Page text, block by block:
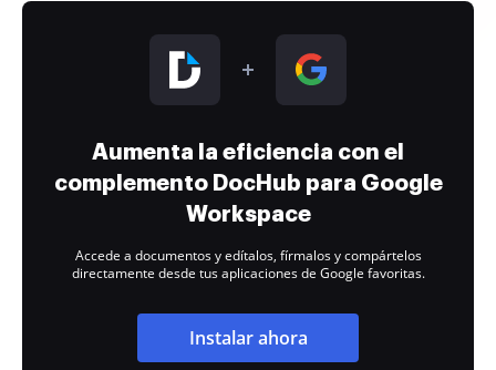
Aumenta la eficiencia con el
complemento DocHub para Google
Workspace
Accede a documentos y edítalos, fírmalos y compártelos
directamente desde tus aplicaciones de Google favoritas.
Instalar ahora